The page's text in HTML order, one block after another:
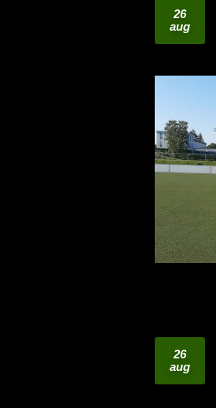
26
aug
26
aug